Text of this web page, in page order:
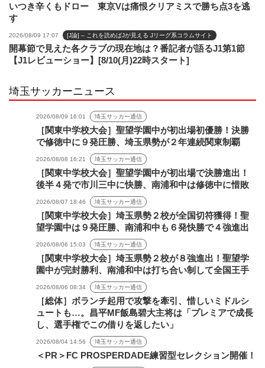
いつき辛くもドロー 東京Vは痛恨クリアミスで勝ち点3を逃
す
2026/08/09 17:07 [J論] – これを読めばJが見える Jリーグ系コラムサイト
開幕節で見えた各クラブの現在地は？番記者が語るJ1第1節
【J1レビューショー】[8/10(月)22時スタート]
埼玉サッカーニュース
2026/08/09 16:01 埼玉サッカー通信
［関東中学校大会］聖望学園中が初出場初優勝！決勝
で修徳中に９発圧勝、埼玉県勢が２年連続関東制覇
2026/08/08 16:21 埼玉サッカー通信
［関東中学校大会］聖望学園中が初出場で決勝進出！
後半４発で市川三中に快勝、南浦和中は修徳中に惜敗
2026/08/07 18:46 埼玉サッカー通信
［関東中学校大会］埼玉県勢２校が全国切符獲得！聖
望学園中は９発圧勝、南浦和中も６発快勝で４強進出
2026/08/06 15:03 埼玉サッカー通信
［関東中学校大会］埼玉県勢２校が８強進出！聖望学
園中が完封勝利、南浦和中は打ち合い制して全国王手
2026/08/06 08:34 埼玉サッカー通信
［総体］ボランチ起用で攻撃を牽引、惜しいミドルシ
ュートも…。昌平MF飯島碧大主将は「プレミアで成長
し、選手権でこの借りを返したい」
2026/08/04 14:56 埼玉サッカー通信
＜PR＞FC PROSPERDADE練習型セレクション開催！